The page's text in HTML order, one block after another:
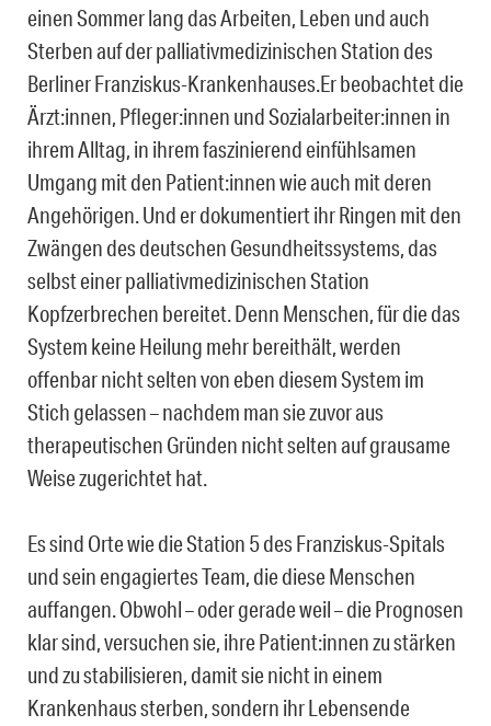
einen Sommer lang das Arbeiten, Leben und auch
Sterben auf der palliativmedizinischen Station des
Berliner Franziskus-Krankenhauses.Er beobachtet die
Ärzt:innen, Pfleger:innen und Sozialarbeiter:innen in
ihrem Alltag, in ihrem faszinierend einfühlsamen
Umgang mit den Patient:innen wie auch mit deren
Angehörigen. Und er dokumentiert ihr Ringen mit den
Zwängen des deutschen Gesundheitssystems, das
selbst einer palliativmedizinischen Station
Kopfzerbrechen bereitet. Denn Menschen, für die das
System keine Heilung mehr bereithält, werden
offenbar nicht selten von eben diesem System im
Stich gelassen – nachdem man sie zuvor aus
therapeutischen Gründen nicht selten auf grausame
Weise zugerichtet hat.
Es sind Orte wie die Station 5 des Franziskus-Spitals
und sein engagiertes Team, die diese Menschen
auffangen. Obwohl – oder gerade weil – die Prognosen
klar sind, versuchen sie, ihre Patient:innen zu stärken
und zu stabilisieren, damit sie nicht in einem
Krankenhaus sterben, sondern ihr Lebensende